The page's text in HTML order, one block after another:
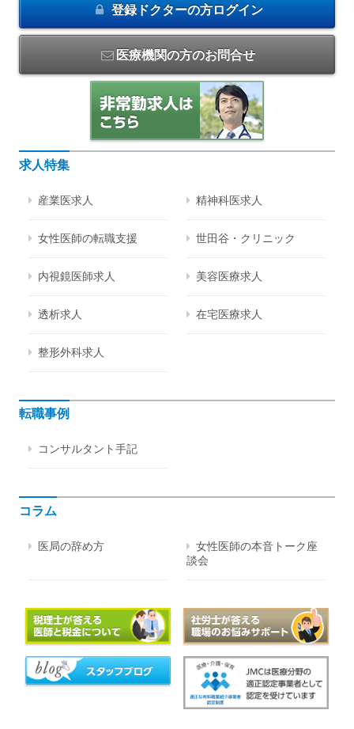
登録ドクターの方ログイン
医療機関の方のお問合せ
求人特集
産業医求人 精神科医求人
女性医師の転職支援 世田谷・クリニック
内視鏡医師求人 美容医療求人
透析求人 在宅医療求人
整形外科求人
転職事例
コンサルタント手記
コラム
医局の辞め方
女性医師の本音トーク座
談会